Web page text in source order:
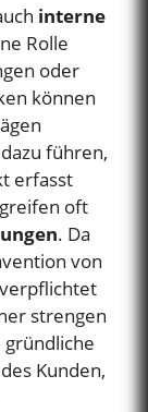
interne
Rolle
oder
können
führen,
erfasst
oft
. Da
von
strengen
Kunden,